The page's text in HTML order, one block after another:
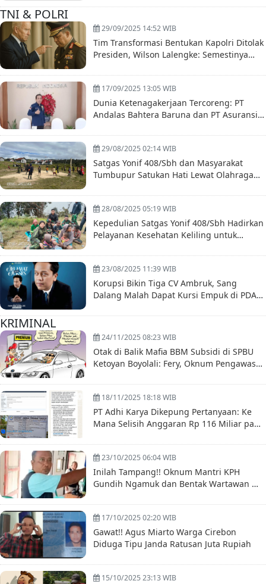
TNI & POLRI
29/09/2025 14:52 WIB
Tim Transformasi Bentukan Kapolri Ditolak
Presiden, Wilson Lalengke: Semestinya
17/09/2025 13:05 WIB
Dunia Ketenagakerjaan Tercoreng: PT
Andalas Bahtera Baruna dan PT Asuransi
29/08/2025 02:14 WIB
Satgas Yonif 408/Sbh dan Masyarakat
Tumbupur Satukan Hati Lewat Olahraga
28/08/2025 05:19 WIB
Kepedulian Satgas Yonif 408/Sbh Hadirkan
Pelayanan Kesehatan Keliling untuk
Papua
23/08/2025 11:39 WIB
Korupsi Bikin Tiga CV Ambruk, Sang
Dalang Malah Dapat Kursi Empuk di PDAM
KRIMINAL
24/11/2025 08:23 WIB
Otak di Balik Mafia BBM Subsidi di SPBU
Ketoyan Boyolali: Fery, Oknum Pengawas
18/11/2025 18:18 WIB
PT Adhi Karya Dikepung Pertanyaan: Ke
Mana Selisih Anggaran Rp 116 Miliar pada
23/10/2025 06:04 WIB
Inilah Tampang!! Oknum Mantri KPH
Gundih Ngamuk dan Bentak Wartawan —
17/10/2025 02:20 WIB
Gawat!! Agus Miarto Warga Cirebon
Diduga Tipu Janda Ratusan Juta Rupiah
15/10/2025 23:13 WIB